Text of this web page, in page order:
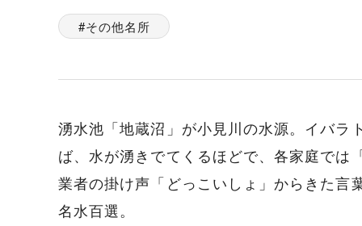
その他名所
湧水池「地蔵沼」が小見川の水源。イバ
ば、水が湧きでてくるほどで、各家庭で
業者の掛け声「どっこいしょ」からきた言
名水百選。